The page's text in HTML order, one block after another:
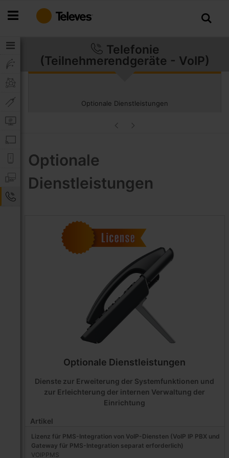
Inhalt
Telefonie
(Teilnehmerendgeräte - VoIP)
Optionale Dienstleistungen
Optionale
Dienstleistungen
Optionale Dienstleistungen
Dienste zur Erweiterung der Systemfunktionen und
zur Erleichterung der internen Verwaltung der
Einrichtung
Artikel
Lizenz für PMS-Integration von VoIP-Diensten (VoIP IP PBX und
Gateway für PMS-Integration separat erforderlich)
VOIPPMS